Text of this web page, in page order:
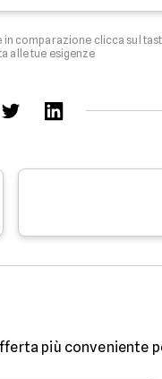
comparazione clicca sul
alle tue esigenze
più conveniente